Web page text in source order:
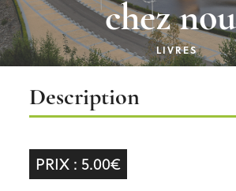
chez
LIVRES
Description
Description
PRIX : 5.00€